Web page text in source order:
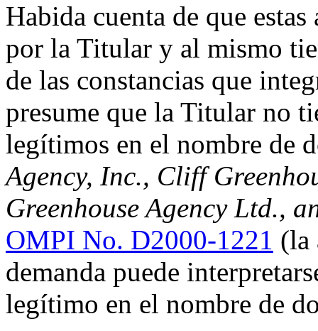
Habida cuenta de que
por la Titular y al mismo
de las constancias que
presume que la Titular no
legítimos en el nombre de
Agency, Inc., Cliff
Greenhouse Agency Ltd.,
OMPI No. D2000-1221 (la
demanda puede
legítimo en el nombre de